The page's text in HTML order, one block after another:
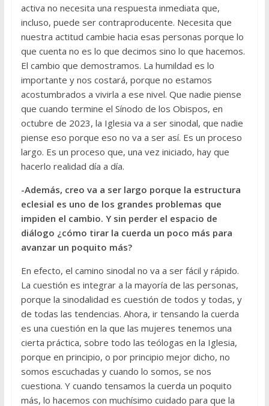
activa no necesita una respuesta inmediata que,
incluso, puede ser contraproducente. Necesita que
nuestra actitud cambie hacia esas personas porque lo
que cuenta no es lo que decimos sino lo que hacemos.
El cambio que demostramos. La humildad es lo
importante y nos costará, porque no estamos
acostumbrados a vivirla a ese nivel. Que nadie piense
que cuando termine el Sínodo de los Obispos, en
octubre de 2023, la Iglesia va a ser sinodal, que nadie
piense eso porque eso no va a ser así. Es un proceso
largo. Es un proceso que, una vez iniciado, hay que
hacerlo realidad día a día.
-Además, creo va a ser largo porque la estructura
eclesial es uno de los grandes problemas que
impiden el cambio. Y sin perder el espacio de
diálogo ¿cómo tirar la cuerda un poco más para
avanzar un poquito más?
En efecto, el camino sinodal no va a ser fácil y rápido.
La cuestión es integrar a la mayoría de las personas,
porque la sinodalidad es cuestión de todos y todas, y
de todas las tendencias. Ahora, ir tensando la cuerda
es una cuestión en la que las mujeres tenemos una
cierta práctica, sobre todo las teólogas en la Iglesia,
porque en principio, o por principio mejor dicho, no
somos escuchadas y cuando lo somos, se nos
cuestiona. Y cuando tensamos la cuerda un poquito
más, lo hacemos con muchísimo cuidado para que la